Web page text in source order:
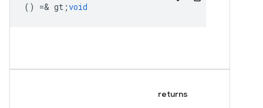
() =& gt;void
returns